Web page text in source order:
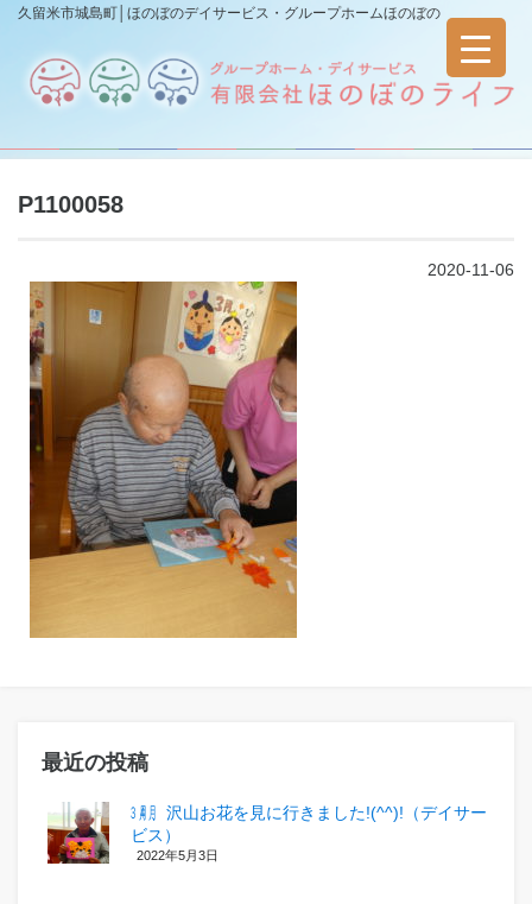
久留米市城島町│ほのぼのデイサービス・グループホームほのぼの
P1100058
2020-11-06
最近の投稿
㋂㋃、沢山お花を見に行きました!(^^)!（デイサー
ビス）
2022年5月3日